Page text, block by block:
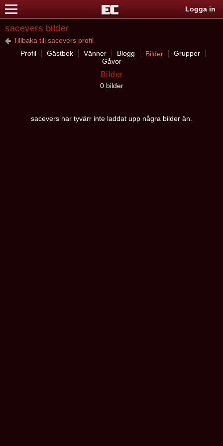
Logga in
sacevers bilder
Tillbaka till sacevers profil
Profil
Gästbok Vänner Blogg Bilder
Grupper
Gåvor
Bilder
0 bilder
sacevers har tyvärr inte laddat upp några bilder än.